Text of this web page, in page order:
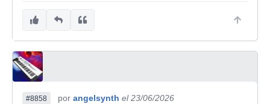
#8858 por angelsynth el 23/06/2026